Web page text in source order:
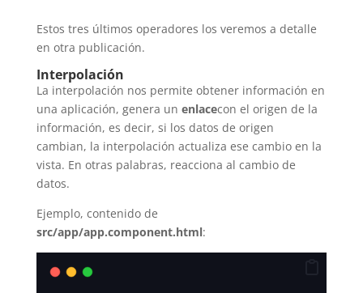
Estos tres últimos operadores los veremos a detalle
en otra publicación.
Interpolación
La interpolación nos permite obtener información en
una aplicación, genera un enlacecon el origen de la
información, es decir, si los datos de origen
cambian, la interpolación actualiza ese cambio en la
vista. En otras palabras, reacciona al cambio de
datos.
Ejemplo, contenido de
src/app/app.component.html: